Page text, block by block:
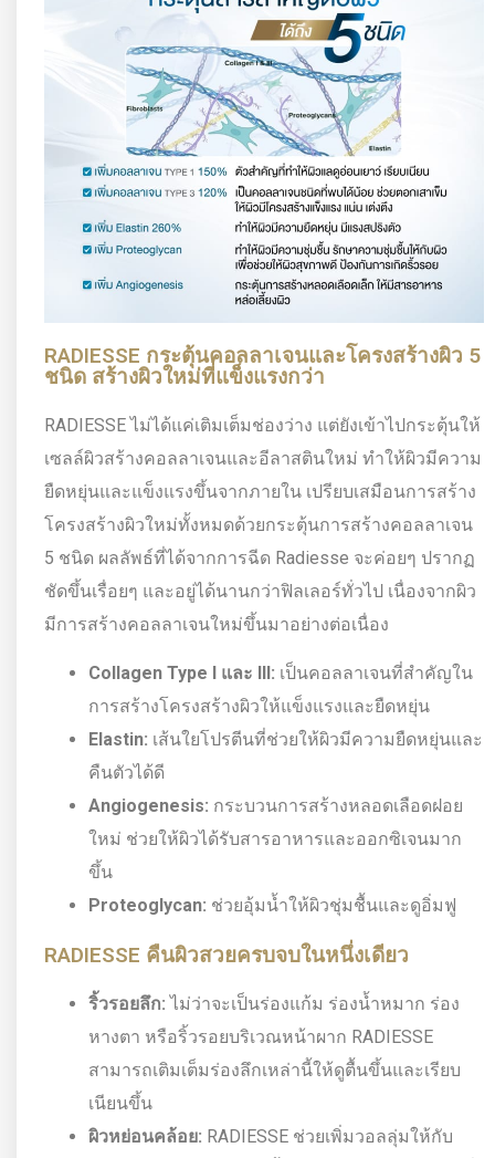
RADIESSE กระตุ้นคอลลาเจนและโครงสร้างผิว 5
ชนิด สร้างผิวใหม่ที่แข็งแรงกว่า
RADIESSE ไม่ได้แค่เติมเต็มช่องว่าง แต่ยังเข้าไปกระตุ้นให้
เซลล์ผิวสร้างคอลลาเจนและอีลาสตินใหม่ ทำให้ผิวมีความ
ยืดหยุ่นและแข็งแรงขึ้นจากภายใน เปรียบเสมือนการสร้าง
โครงสร้างผิวใหม่ทั้งหมดด้วยกระตุ้นการสร้างคอลลาเจน
5 ชนิด ผลลัพธ์ที่ได้จากการฉีด Radiesse จะค่อยๆ ปรากฏ
ชัดขึ้นเรื่อยๆ และอยู่ได้นานกว่าฟิลเลอร์ทั่วไป เนื่องจากผิว
มีการสร้างคอลลาเจนใหม่ขึ้นมาอย่างต่อเนื่อง
Collagen Type I และ III: เป็นคอลลาเจนที่สำคัญใน
การสร้างโครงสร้างผิวให้แข็งแรงและยืดหยุ่น
Elastin: เส้นใยโปรตีนที่ช่วยให้ผิวมีความยืดหยุ่นและ
คืนตัวได้ดี
Angiogenesis: กระบวนการสร้างหลอดเลือดฝอย
ใหม่ ช่วยให้ผิวได้รับสารอาหารและออกซิเจนมาก
ขึ้น
Proteoglycan: ช่วยอุ้มน้ำให้ผิวชุ่มชื้นและดูอิ่มฟู
RADIESSE คืนผิวสวยครบจบในหนึ่งเดียว
ริ้วรอยลึก: ไม่ว่าจะเป็นร่องแก้ม ร่องน้ำหมาก ร่อง
หางตา หรือริ้วรอยบริเวณหน้าผาก RADIESSE
สามารถเติมเต็มร่องลึกเหล่านี้ให้ดูตื้นขึ้นและเรียบ
เนียนขึ้น
ผิวหย่อนคล้อย: RADIESSE ช่วยเพิ่มวอลลุ่มให้กับ